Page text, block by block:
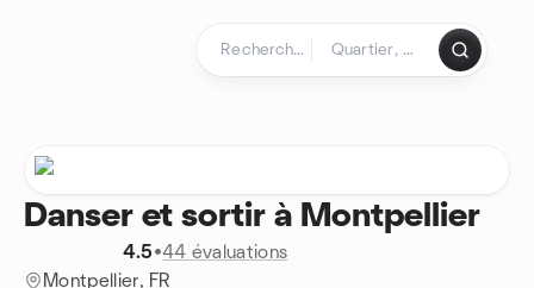
Danser et sortir à Montpellier
4.5•44 évaluations
Montpellier, FR